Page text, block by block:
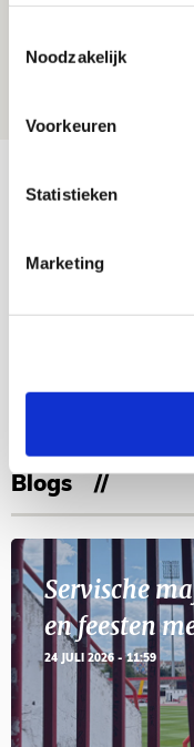
Noodzakelijk
Voorkeuren
Statistieken
Marketing
Brandt: ‘Ajax
mijn hoofd
AGENDA
SEP
Blogs
Servische
en feesten
24 JULI 2026 - 11:59